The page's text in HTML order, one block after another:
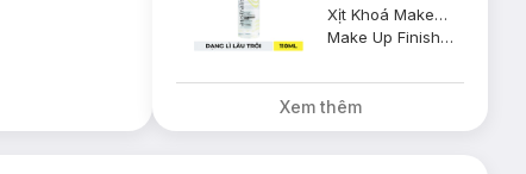
Xịt Khoá Makeup Australis Dạng Lì Lâu Trôi 110ml (Mới)
Make Up Finishing Spritz Matte (New)
Xem thêm